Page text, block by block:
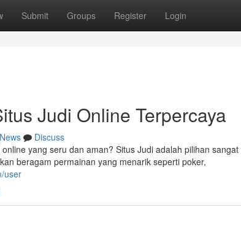
Submit Groups Register Login
Judi Online Terpercaya
News
Discuss
yang seru dan aman? Situs Judi adalah pilihan
beragam permainan yang menarik seperti poker,
user